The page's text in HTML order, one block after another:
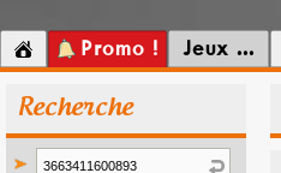
Promo ! Jeux ...
Recherche